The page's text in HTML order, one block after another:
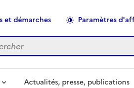
et démarches Paramètres
Actualités, presse, publications